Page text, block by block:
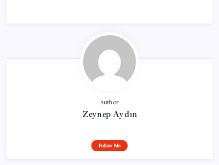
Author
Zeynep Aydın
Follow Me